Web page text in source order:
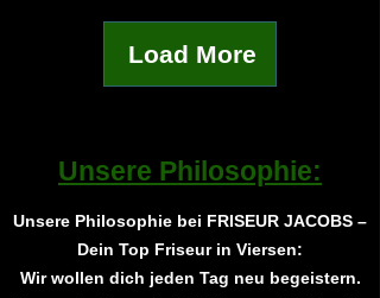
Load More
Unsere Philosophie:
Unsere Philosophie bei FRISEUR JACOBS –
Dein Top Friseur in Viersen:
Wir wollen dich jeden Tag neu begeistern.